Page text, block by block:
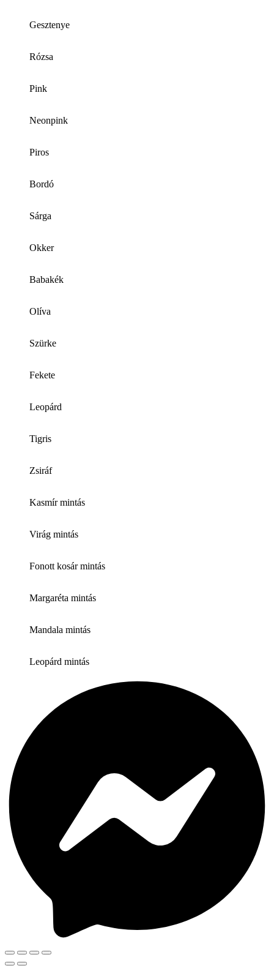
Gesztenye
Rózsa
Pink
Neonpink
Piros
Bordó
Sárga
Okker
Babakék
Olíva
Szürke
Fekete
Leopárd
Tigris
Zsiráf
Kasmír mintás
Virág mintás
Fonott kosár mintás
Margaréta mintás
Mandala mintás
Leopárd mintás